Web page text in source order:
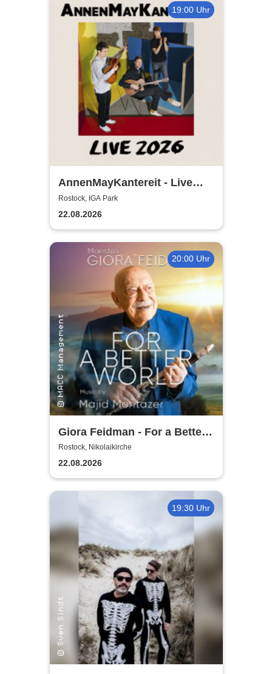
19:00 Uhr
AnnenMayKantereit - Live
2026
Rostock, IGA Park
22.08.2026
20:00 Uhr
Giora Feidman - For a Better
World
Rostock, Nikolaikirche
22.08.2026
19:30 Uhr